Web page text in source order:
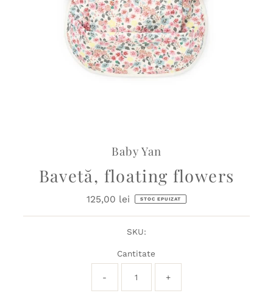
Baby Yan
Bavetă, floating flowers
Preț
125,00 lei STOC EPUIZAT
SKU:
Cantitate
- +